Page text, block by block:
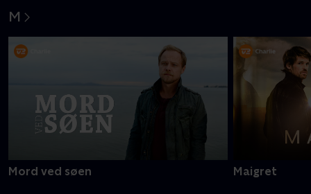
M
Mord ved søen Maigret